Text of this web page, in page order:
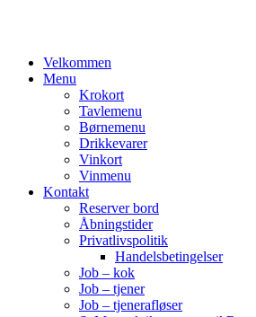
Primary
Menu
Velkommen
Menu
Krokort
Tavlemenu
Børnemenu
Drikkevarer
Vinkort
Vinmenu
Kontakt
Reserver bord
Åbningstider
Privatlivspolitik
Handelsbetingelser
Job – kok
Job – tjener
Job – tjenerafløser